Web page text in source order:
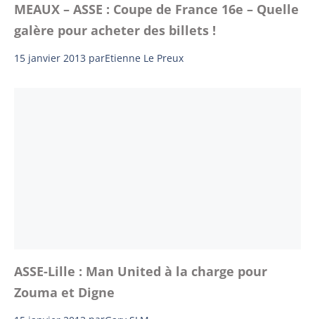
MEAUX – ASSE : Coupe de France 16e – Quelle
galère pour acheter des billets !
15 janvier 2013 parEtienne Le Preux
ASSE-Lille : Man United à la charge pour
Zouma et Digne